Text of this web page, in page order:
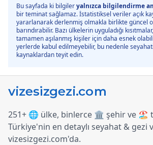
Bu sayfada ki bilgileryalnızca bilgilendirme
bir teminat sağlamaz. İstatistiksel veriler açık
yararlanarak derlenmiş olmakla birlikte güncel
barındırabilir. Bazı ülkelerin uyguladığı
tamamen aşılanmış kişiler için daha esnek
yerlerde kabul edilmeyebilir, bu nedenle
kaynaklardan teyit edin.
251+ 🌐 ülke, binlerce 🏛️ şehir ve 🏖️
Türkiye'nin en detaylı seyahat & gezi
vizesizgezi.com'da.